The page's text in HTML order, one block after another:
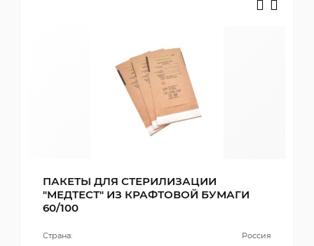
ПАКЕТЫ ДЛЯ СТЕРИЛИЗАЦИИ
"МЕДТЕСТ" ИЗ КРАФТОВОЙ БУМАГИ
60/100
Страна: Россия